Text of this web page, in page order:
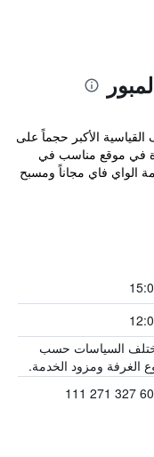
الأكبر حجماً على
في موقع مناسب في
الواي فاي مجاناً ومسبح
السياسات حسب
الغرفة ومزود الخدمة.